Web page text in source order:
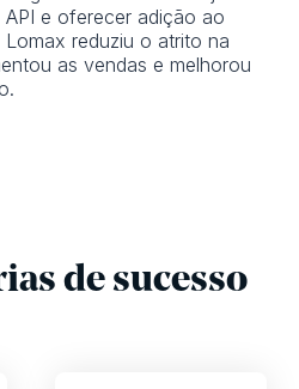
e oferecer adição ao
reduziu o atrito na
as vendas e melhorou
de sucesso